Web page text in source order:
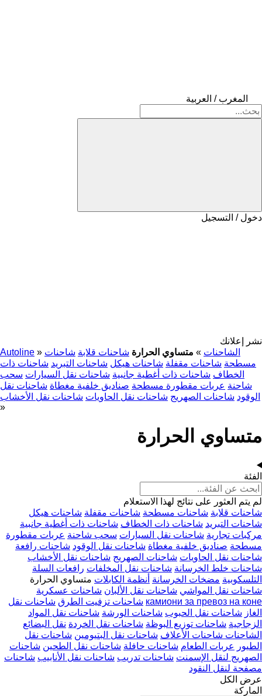
المغرب / العربية
دخول / التسجيل
نشر إعلانك
Autoline » الشاحنات » متساوي الحرارة شاحنات قلابة شاحنات
مسطحة شاحنات مقفلة شاحنات هيكل شاحنات التبريد شاحنات ذات
الخطاف شاحنات ذات أغطية جانبية شاحنات نقل السيارات سحب
شاحنة عربات مقطورة مسطحة صناديق خلفية مغطاة شاحنات نقل
الوقود شاحنات الصهريج شاحنات نقل الحاويات شاحنات نقل الأخشاب
»
متساوي الحرارة
الفئة
لم يتم العثور على نتائج لهذا الاستعلام
شاحنات قلابة شاحنات مسطحة شاحنات مقفلة شاحنات هيكل
شاحنات التبريد شاحنات ذات الخطاف شاحنات ذات أغطية جانبية
مركبات تجارية شاحنات نقل السيارات سحب شاحنة عربات مقطورة
مسطحة صناديق خلفية مغطاة شاحنات نقل الوقود شاحنات رافعة
شاحنات نقل الحاويات شاحنات الصهريج شاحنات نقل الأخشاب
شاحنات خلط الخرسانة شاحنات نقل المخلفات رافعات السلة
التلسكوبية مضخات الخرسانة أنظمة الكابلات متساوي الحرارة
شاحنات نقل المواشي شاحنات نقل الألبان شاحنات عسكرية
камиони за превоз на коне شاحنات تزفيت الطرق شاحنات نقل
الغاز شاحنات نقل الحبوب شاحنات الورشة شاحنات نقل المواد
الزجاجية شاحنات توزيع البوظة شاحنات نقل الخردة نقل البضائع
الشاحنات شاحنات الأعلاف شاحنات نقل البتيومين شاحنات نقل
الطيور
عربات الطعام شاحنات حافلة شاحنات نقل الطحين شاحنات
الصهريج لنقل الإسمنت شاحنات تدريب شاحنات نقل الأنابيب شاحنات
مصفحة لنقل النقود
عرض الكل
الماركة